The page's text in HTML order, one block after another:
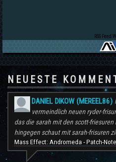
RSS Feed
NEUESTE
DANIEL DIKOW (MEREEL86)
vermeindlich neuen ryder-
das die sarah mit den scott-
hingegen schaut mit sarah-frisuren
Mass Effect: Andromeda - Patch-